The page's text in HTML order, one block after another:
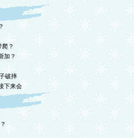
？
加？
破摔
下来会